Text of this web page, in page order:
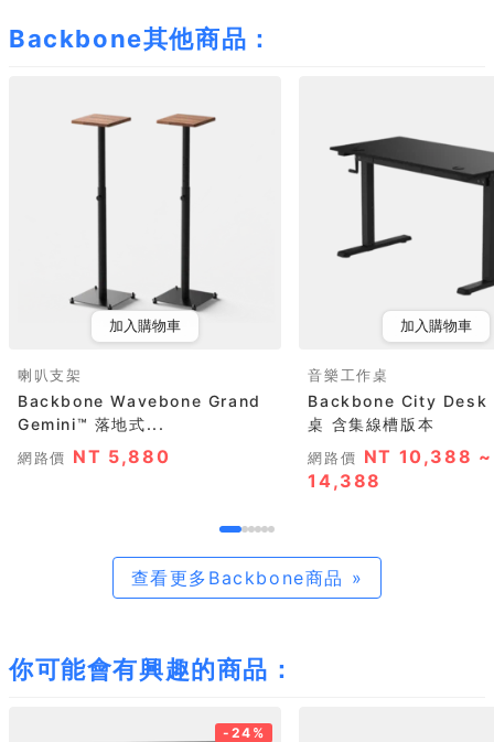
Backbone其他商品：
加入購物車
喇叭支架
Backbone Wavebone Grand
Gemini™ 落地式...
網路價 NT 5,880
加入購物車
音樂工作桌
Backbone City Desk
桌 含集線槽版本
網路價 NT 10,388 ~
14,388
查看更多Backbone商品 »
你可能會有興趣的商品：
-24%